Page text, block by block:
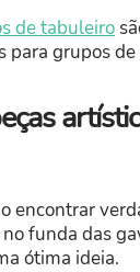
de tabuleiro
para grupos
encontrar
funda das
ótima ideia.